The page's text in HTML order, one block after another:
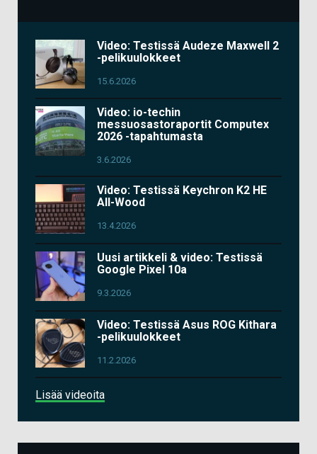
Video: Testissä Audeze Maxwell 2
-pelikuulokkeet
15.6.2026
Video: io-techin
messuosastoraportit Computex
2026 -tapahtumasta
3.6.2026
Video: Testissä Keychron K2 HE
All-Wood
13.4.2026
Uusi artikkeli & video: Testissä
Google Pixel 10a
9.3.2026
Video: Testissä Asus ROG Kithara
-pelikuulokkeet
11.2.2026
Lisää videoita